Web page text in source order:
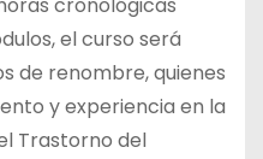
cronológicas
el curso será
de renombre, quienes
y experiencia en la
Trastorno del